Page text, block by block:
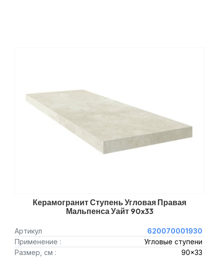
Керамогранит Ступень Угловая Правая
Мальпенса Уайт 90x33
Артикул
620070001930
Применение :
Угловые ступени
Размер, см :
90x33